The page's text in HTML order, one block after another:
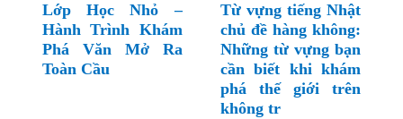
Lớp Học Nhỏ –
Hành Trình Khám
Phá Văn Mở Ra
Toàn Cầu
Từ vựng tiếng Nhật
chủ đề hàng không:
Những từ vựng bạn
cần biết khi khám
phá thế giới trên
không tr